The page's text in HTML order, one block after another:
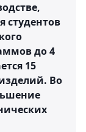
студентов
до 4
15
Во